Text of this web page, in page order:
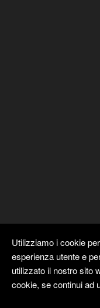
Utilizziamo i cookie
esperienza utente e
utilizzato il nostro sito
cookie, se continui ad